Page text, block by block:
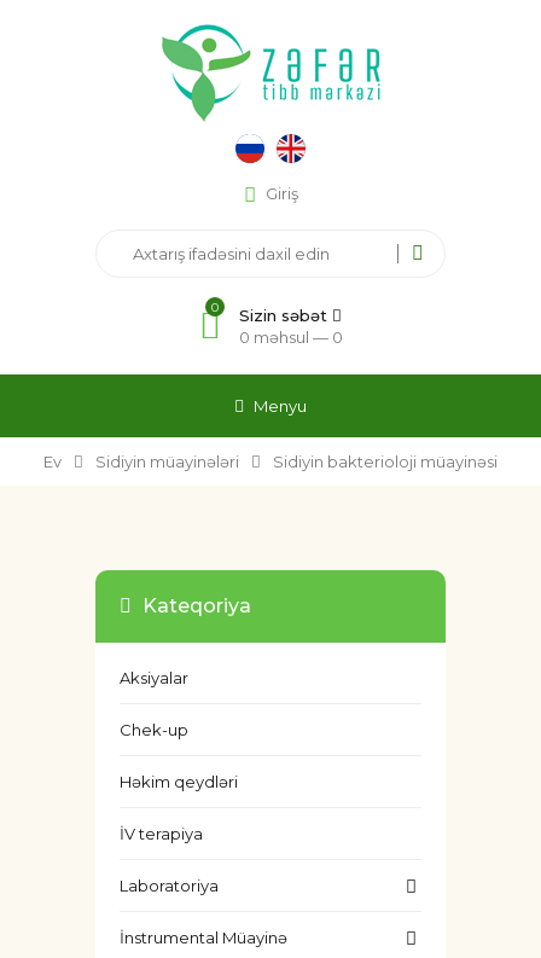
Giriş
0
Sizin səbət
0 məhsul — 0
Menyu
Ev Sidiyin müayinələri Sidiyin bakterioloji müayinəsi
Kateqoriya
Aksiyalar
Chek-up
Həkim qeydləri
İV terapiya
Laboratoriya
İnstrumental Müayinə